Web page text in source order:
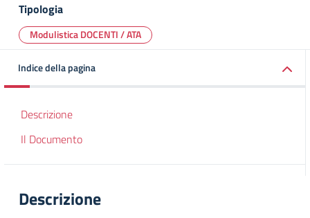
Tipologia
Modulistica DOCENTI / ATA
Indice della pagina
Descrizione
Il Documento
Descrizione